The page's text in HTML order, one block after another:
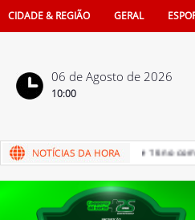
CIDADE & REGIÃO GERAL
06 de Agosto de 2026
10:00
Pais terá sorteio de iPhone 16 no